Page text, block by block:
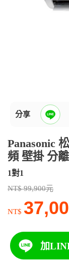
分享
Panasonic
頻 壁掛 分
1對1
NT$ 99,900元
NT$
加